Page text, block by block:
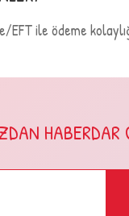
ile ödeme
HABERDAR